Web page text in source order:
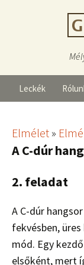
Leckék
Elmélet »
A C-dúr
2. feladat
A C-dúr
fekvésben,
mód. Egy
elsőként, mert